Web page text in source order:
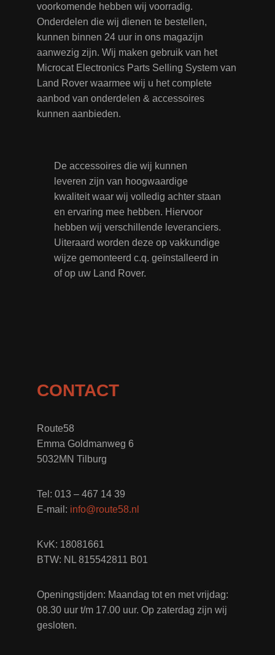
voorkomende hebben wij voorradig.
Onderdelen die wij dienen te bestellen,
kunnen binnen 24 uur in ons magazijn
aanwezig zijn. Wij maken gebruik van het
Microcat Electronics Parts Selling System van
Land Rover waarmee wij u het complete
aanbod van onderdelen & accessoires
kunnen aanbieden.
De accessoires die wij kunnen
leveren zijn van hoogwaardige
kwaliteit waar wij volledig achter staan
en ervaring mee hebben. Hiervoor
hebben wij verschillende leveranciers.
Uiteraard worden deze op vakkundige
wijze gemonteerd c.q. geïnstalleerd in
of op uw Land Rover.
CONTACT
Route58
Emma Goldmanweg 6
5032MN Tilburg
Tel: 013 – 467 14 39
E-mail: info@route58.nl
KvK: 18081661
BTW: NL 815542811 B01
Openingstijden: Maandag tot en met vrijdag:
08.30 uur t/m 17.00 uur. Op zaterdag zijn wij
gesloten.